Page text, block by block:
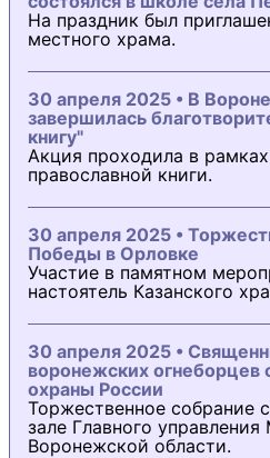
На праздник был
местного храма.
30 апреля 2025 • В
завершилась
книгу"
Акция проходила в
православной книги.
30 апреля 2025 •
Победы в Орловке
Участие в памятном
настоятель Казанского
30 апреля 2025 •
воронежских
охраны России
Торжественное собрание
зале Главного
Воронежской области.